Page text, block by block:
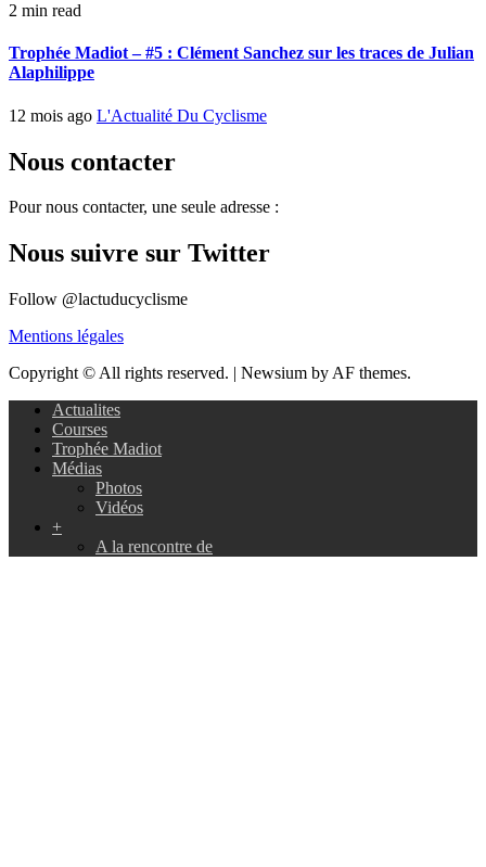
2 min read
Trophée Madiot – #5 : Clément Sanchez sur les traces de Julian
Alaphilippe
12 mois ago L'Actualité Du Cyclisme
Nous contacter
Pour nous contacter, une seule adresse :
Nous suivre sur Twitter
Follow @lactuducyclisme
Mentions légales
Copyright © All rights reserved. | Newsium by AF themes.
Actualites
Courses
Trophée Madiot
Médias
Photos
Vidéos
+
A la rencontre de